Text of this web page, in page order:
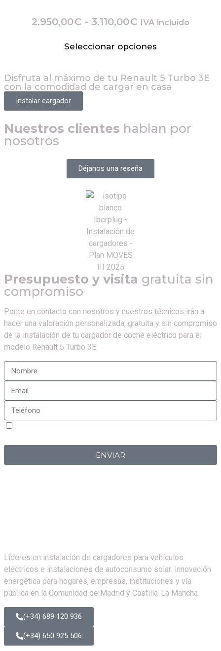
2.950,00€ - 3.110,00€ IVA incluido
Seleccionar opciones
Disfruta al máximo de tu Renault 5 Turbo 3E
con la comodidad de cargar en casa
Instalar cargador
Nuestros clientes hablan por
nosotros
Déjanos una reseña
Presupuesto y visita gratuita sin
compromiso
Ponte en contacto con nosotros y nuestros técnicos irán a
hacer una valoración personalizada, gratuita y sin compromiso
de la instalación de tu cargador de coche eléctrico para el
modelo Renault 5 Turbo 3E
ENVIAR
Líderes en instalación de cargadores para vehículos
eléctricos e instalaciones de autoconsumo solar: innovación
energética para hogares, empresas, instituciones y vía
pública en la Comunidad de Madrid y Castilla-La Mancha.
(+34) 689 120 936
(+34) 650 925 506